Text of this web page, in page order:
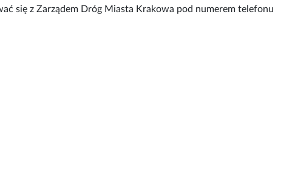
się z Zarządem Dróg Miasta Krakowa pod numerem telefonu